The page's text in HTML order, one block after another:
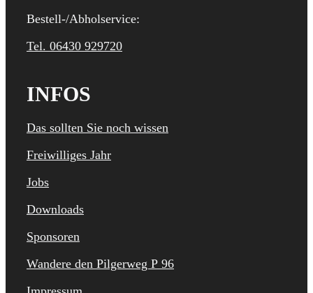
Bestell-/Abholservice:
Tel. 06430 929720
INFOS
Das sollten Sie noch wissen
Freiwilliges Jahr
Jobs
Downloads
Sponsoren
Wandere den Pilgerweg P 96